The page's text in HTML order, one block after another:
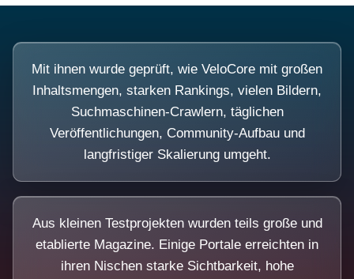
Mit ihnen wurde geprüft, wie VeloCore mit großen
Inhaltsmengen, starken Rankings, vielen Bildern,
Suchmaschinen-Crawlern, täglichen
Veröffentlichungen, Community-Aufbau und
langfristiger Skalierung umgeht.
Aus kleinen Testprojekten wurden teils große und
etablierte Magazine. Einige Portale erreichten in
ihren Nischen starke Sichtbarkeit, hohe